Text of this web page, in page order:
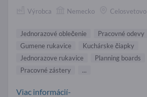
Výrobca Nemecko Celosvetovo
Jednorazové oblečenie
Pracovné odevy
Gumene rukavice
Kuchárske čiapky
Jednorazove rukavice
Planning boards
Pracovné zástery
...
Viac informácií-